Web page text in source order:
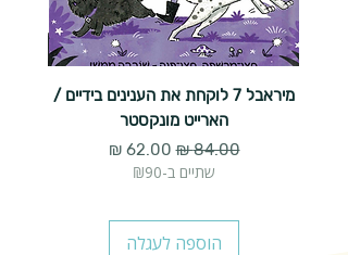
מיראבל 7 לוקחת את הענינים בידיים /
הארייט מונקסטר
מחיר רגיל‏84.00 ‏₪ מחיר מבצע
שתיים ב-₪90
הוספה לעגלה